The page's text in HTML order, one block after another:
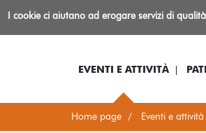
BibliotecaIo sono...
EVENTI E ATTIVITÀ
Home page Eventi e attività
I cookie ci aiutano ad erogare servizi di